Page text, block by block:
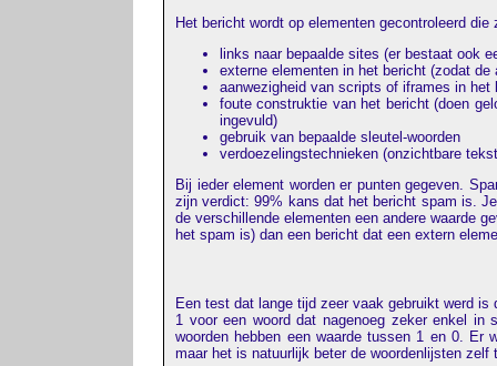
Het bericht wordt op elementen gecontroleerd
links naar bepaalde sites (er bestaat ook
externe elementen in het bericht (zodat
aanwezigheid van scripts of iframes in het
foute construktie van het bericht (doen
ingevuld)
gebruik van bepaalde sleutel-woorden
verdoezelingstechnieken (onzichtbare
Bij ieder element worden er punten gegeven.
zijn verdict: 99% kans dat het bericht spam is.
de verschillende elementen een andere waarde
het spam is) dan een bericht dat een extern
Een test dat lange tijd zeer vaak gebruikt werd
1 voor een woord dat nagenoeg zeker enkel in
woorden hebben een waarde tussen 1 en 0. Er
maar het is natuurlijk beter de woordenlijsten zelf